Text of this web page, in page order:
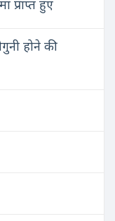
प्राप्त हुए
होने की